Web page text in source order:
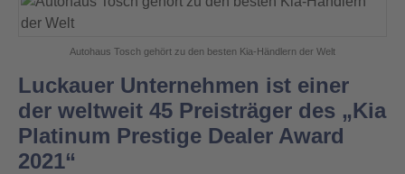
Autohaus Tosch gehört zu den besten Kia-Händlern der Welt
Luckauer Unternehmen ist einer
der weltweit 45 Preisträger des „Kia
Platinum Prestige Dealer Award
2021“